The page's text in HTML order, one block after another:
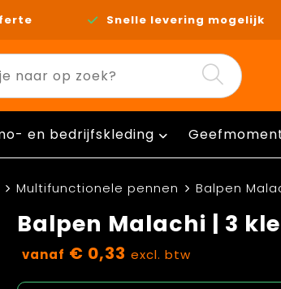
Snelle levering mogelijk
en bedrijfskleding
Multifunctionele pennen Balpen
Balpen Malachi | 3
vanaf € 0,33 excl. btw